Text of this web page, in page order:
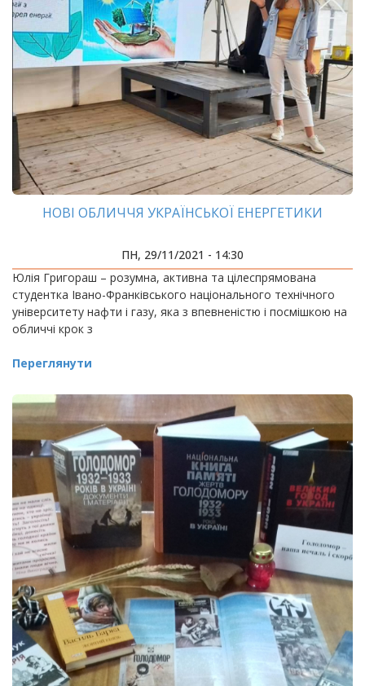
НОВІ ОБЛИЧЧЯ УКРАЇНСЬКОЇ ЕНЕРГЕТИКИ
ПН, 29/11/2021 - 14:30
Юлія Григораш – розумна, активна та цілеспрямована
студентка Івано-Франківського національного технічного
університету нафти і газу, яка з впевненістю і посмішкою на
обличчі крок з
Переглянути